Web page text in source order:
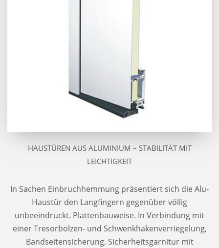
HAUSTÜREN AUS ALUMINIUM – STABILITÄT MIT
LEICHTIGKEIT
In Sachen Einbruchhemmung präsentiert sich die Alu-
Haustür den Langfingern gegenüber völlig
unbeeindruckt. Plattenbauweise. In Verbindung mit
einer Tresorbolzen- und Schwenkhakenverriegelung,
Bandseitensicherung, Sicherheitsgarnitur mit